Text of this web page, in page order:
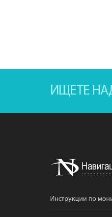
ИЩЕТЕ
Инструкции по